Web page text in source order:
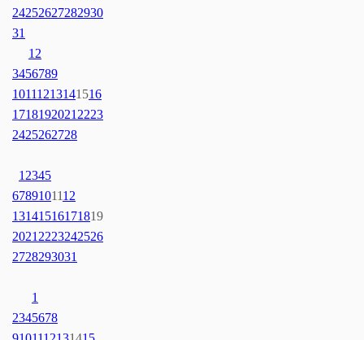
24252627282930
31
1 2
3456789
10111213141516
1718192021 2223
2425262728
1 2345
6789101112
13141516171819
2021 2223242526
2728293031
1
2345678